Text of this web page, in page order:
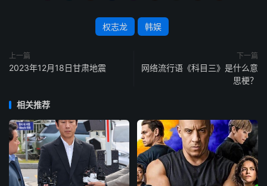
权志龙 韩娱
上一篇
2023年12月18日甘肃地震
下一篇
网络流行语《科目三》是什么意
思梗？
相关推荐